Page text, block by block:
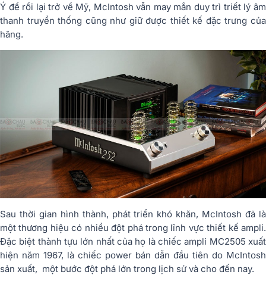
Ý để rồi lại trở về Mỹ, McIntosh vẫn may mắn duy trì triết lý âm
thanh truyền thống cũng như giữ được thiết kế đặc trưng của
hãng.
Sau thời gian hình thành, phát triển khó khăn, McIntosh đã là
một thương hiệu có nhiều đột phá trong lĩnh vực thiết kế ampli.
Đặc biệt thành tựu lớn nhất của họ là chiếc ampli MC2505 xuất
hiện năm 1967, là chiếc power bán dẫn đầu tiên do McIntosh
sản xuất, một bước đột phá lớn trong lịch sử và cho đến nay.